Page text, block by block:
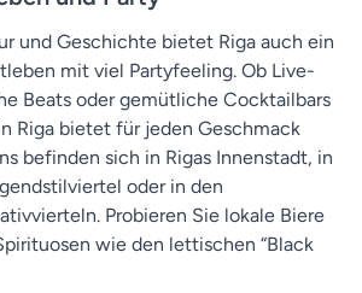
und Geschichte bietet Riga auch ein
mit viel Partyfeeling. Ob Live-
Beats oder gemütliche Cocktailbars
Riga bietet für jeden Geschmack
befinden sich in Rigas Innenstadt, in
oder in den
Probieren Sie lokale Biere
wie den lettischen “Black